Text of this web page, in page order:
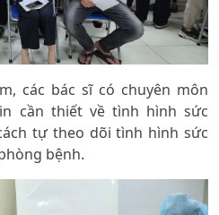
các bác sĩ có chuyên môn
cần thiết về tình hình sức
tự theo dõi tình hình sức
bệnh.